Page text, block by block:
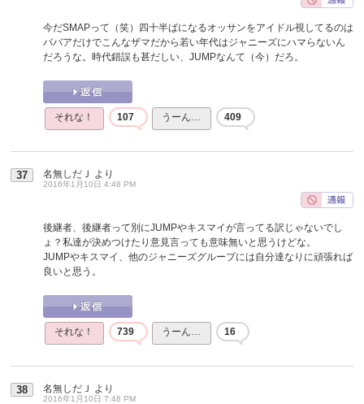
今だSMAPって（笑）四十半ばになるオッサンをアイドル視してるのは
ババアだけでこんなザマだから若い年代はジャニーズにハマらないん
だろうな。時代錯誤も甚だしい、JUMPなんて（今）だろ。
それな！ 107 うーん… 409
37 名無しだＪ より
2016年1月10日 4:48 PM
後継者、後継者って別にJUMPやキスマイが言ってる訳じゃないでし
ょ？私達が決めつけたり意見言っても意味無いと思うけどな。
JUMPやキスマイ、他のジャニーズグループには自分達なりに頑張れば
良いと思う。
それな！ 739 うーん… 16
38 名無しだＪ より
2016年1月10日 7:48 PM